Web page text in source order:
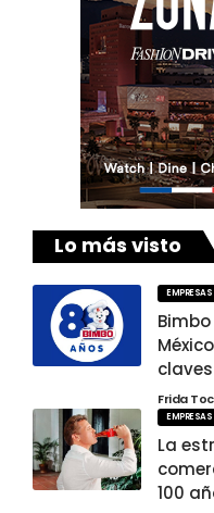
Lo más visto
EMPRESAS
Frida
EMPRESAS
La
100